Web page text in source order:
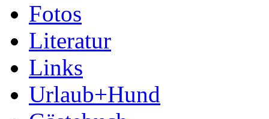
Fotos
Literatur
Links
Urlaub+Hund